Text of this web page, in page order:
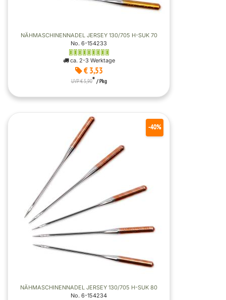
NÄHMASCHINENNADEL JERSEY 130/705 H-SUK 70
No. 6-154233
ca. 2-3 Werktage
€ 3,53
UVP € 5,90* / Pkg
NÄHMASCHINENNADEL JERSEY 130/705 H-SUK 80
No. 6-154234
-40%